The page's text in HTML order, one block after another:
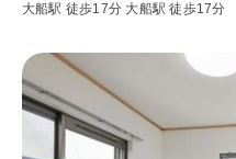
大船駅 徒歩17分 大船駅 徒歩17分